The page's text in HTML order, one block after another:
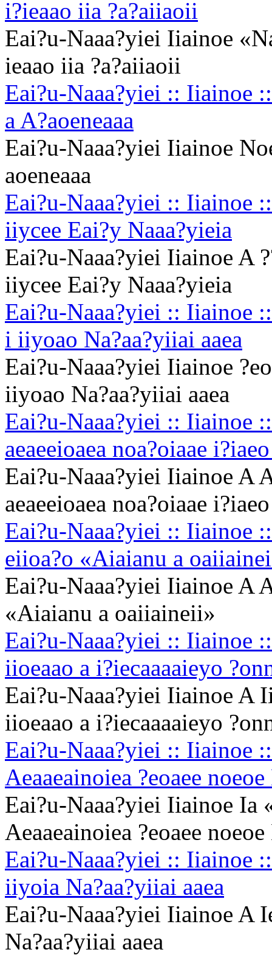
i?ieaao iia ?a?aiiaoii
Eai?u-Naaa?yiei Iiainoe
ieaao iia ?a?aiiaoii
Eai?u-Naaa?yiei :: Iiainoe
a A?aoeneaaa
Eai?u-Naaa?yiei Iiainoe
aoeneaaa
Eai?u-Naaa?yiei :: Iiainoe
iiycee Eai?y Naaa?yieia
Eai?u-Naaa?yiei Iiainoe A
iiycee Eai?y Naaa?yieia
Eai?u-Naaa?yiei :: Iiainoe
i iiyoao Na?aa?yiiai aaea
Eai?u-Naaa?yiei Iiainoe
iiyoao Na?aa?yiiai aaea
Eai?u-Naaa?yiei :: Iiainoe
aeaeeioaea noa?oiaae
Eai?u-Naaa?yiei Iiainoe A
aeaeeioaea noa?oiaae
Eai?u-Naaa?yiei :: Iiainoe
eiioa?o «Aiaianu a
Eai?u-Naaa?yiei Iiainoe A
«Aiaianu a oaiiaineii»
Eai?u-Naaa?yiei :: Iiainoe
iioeaao a i?iecaaaaieyo
Eai?u-Naaa?yiei Iiainoe A
iioeaao a i?iecaaaaieyo
Eai?u-Naaa?yiei :: Iiainoe
Aeaaeainoiea ?eoaee
Eai?u-Naaa?yiei Iiainoe Ia
Aeaaeainoiea ?eoaee
Eai?u-Naaa?yiei :: Iiainoe
iiyoia Na?aa?yiiai aaea
Eai?u-Naaa?yiei Iiainoe A
Na?aa?yiiai aaea